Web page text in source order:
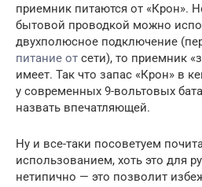
приемник питаются от «Крон».
бытовой проводкой можно
двухполюсное подключение
питание от сети), то приемник
имеет. Так что запас «Крон» в
у современных 9-вольтовых
назвать впечатляющей.
Ну и все-таки посоветуем
использованием, хоть это для
нетипично — это позволит